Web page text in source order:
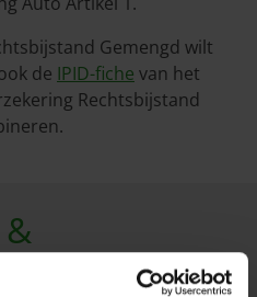
Gemengd wilt
de IPID-fiche van het
Rechtsbijstand